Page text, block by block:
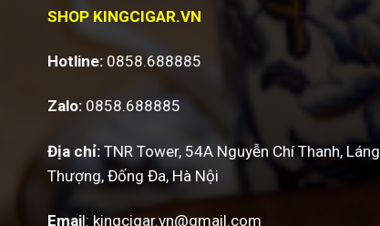
SHOP KINGCIGAR.VN
Hotline: 0858.688885
Zalo: 0858.688885
Địa chỉ:TNR Tower, 54A Nguyễn Chí Thanh, Láng
Thượng, Đống Đa, Hà Nội
Email: kingcigar.vn@gmail.com